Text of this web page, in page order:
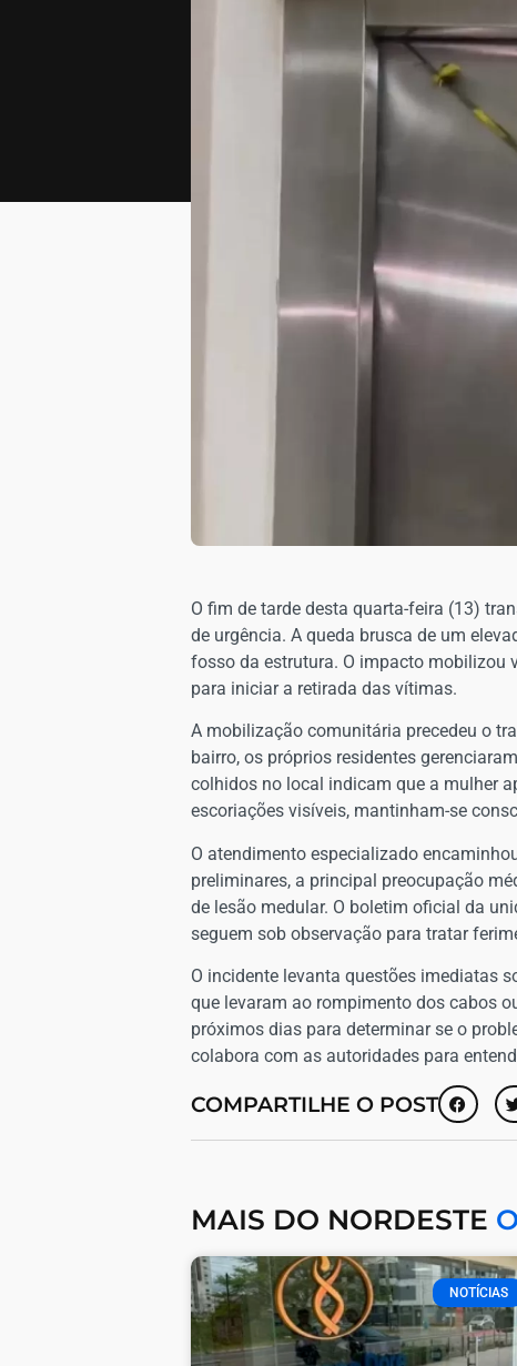
​O fim de tarde desta quarta-feira (13)
de urgência. A queda brusca de um
fosso da estrutura. O impacto mobilizou
para iniciar a retirada das vítimas.
​A mobilização comunitária precedeu o
bairro, os próprios residentes
colhidos no local indicam que a mulher
escoriações visíveis, mantinham-se
​O atendimento especializado
preliminares, a principal preocupação
de lesão medular. O boletim oficial da
seguem sob observação para tratar
​O incidente levanta questões imediatas
que levaram ao rompimento dos cabos
próximos dias para determinar se o
colabora com as autoridades para
COMPARTILHE O POST
MAIS DO NORDESTE
NOTÍCIAS